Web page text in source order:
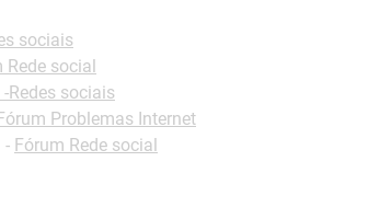
sociais
Rede social
Redes sociais
Problemas Internet
- Fórum Rede social